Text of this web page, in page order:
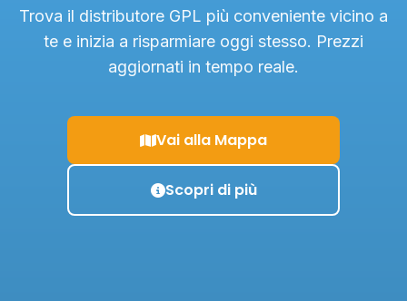
Trova il distributore GPL più conveniente vicino a
te e inizia a risparmiare oggi stesso. Prezzi
aggiornati in tempo reale.
Vai alla Mappa
Scopri di più